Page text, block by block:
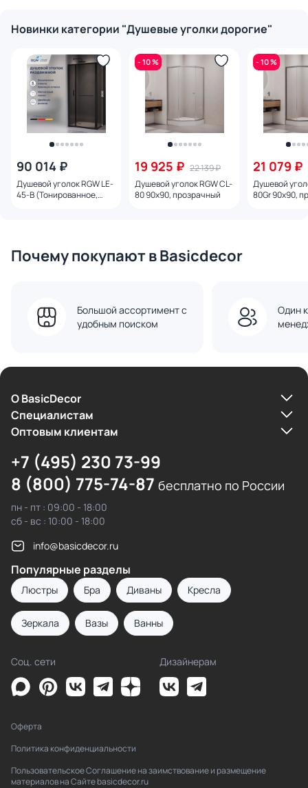
Новинки категории "Душевые уголки дорогие"
90 014 ₽
Душевой уголок RGW LE-
45-B (Тонированное,
- 10 %
19 925 ₽ 22 139 ₽
Душевой уголок RGW CL-
80 90x90, прозрачный
- 10 %
21 079 ₽
Душевой
80Gr 90x90,
Почему покупают в Basicdecor
Большой ассортимент с
удобным поиском
Один
О BasicDecor
Cпециалистам
Оптовым клиентам
+7 (495) 230 73-99
8 (800) 775-74-87 бесплатно по России
пн - пт : 09:00 - 18:00
сб - вс : 10:00 - 18:00
info@basicdecor.ru
Популярные разделы
Люстры Бра Диваны Кресла
Зеркала Вазы Ванны
Соц. сети Дизайнерам
Оферта
Политика конфиденциальности
Пользовательское Соглашение на заимствование и размещение
материалов на Сайте basicdecor.ru